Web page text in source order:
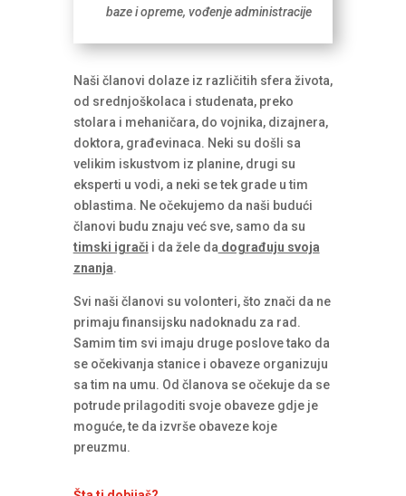
baze i opreme, vođenje administracije
Naši članovi dolaze iz različitih sfera života,
od srednjoškolaca i studenata, preko
stolara i mehaničara, do vojnika, dizajnera,
doktora, građevinaca. Neki su došli sa
velikim iskustvom iz planine, drugi su
eksperti u vodi, a neki se tek grade u tim
oblastima. Ne očekujemo da naši budući
članovi budu znaju već sve, samo da su
timski igrači i da žele da dograđuju svoja
znanja.
Svi naši članovi su volonteri, što znači da ne
primaju finansijsku nadoknadu za rad.
Samim tim svi imaju druge poslove tako da
se očekivanja stanice i obaveze organizuju
sa tim na umu. Od članova se očekuje da se
potrude prilagoditi svoje obaveze gdje je
moguće, te da izvrše obaveze koje
preuzmu.